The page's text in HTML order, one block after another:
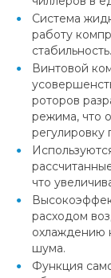
Система
работу
стабильность.
Винтовой
роторов
режима, что
регулировку
что
расходом
охлаждению
шума.
Функция